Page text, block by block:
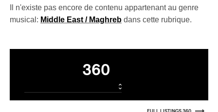
Il n'existe pas encore de contenu appartenant au genre
musical: Middle East / Maghreb dans cette rubrique.
360